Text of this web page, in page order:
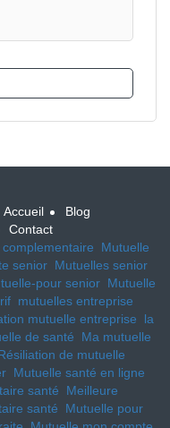
Accueil
Blog
Contact
Mutuelle
senior Mutuelles senior
pour senior Mutuelle
mutuelles entreprise
mutuelle entreprise
la
de santé
Ma mutuelle
de mutuelle
Mutuelle santé en ligne
santé
Meilleure
santé
Mutuelle pour